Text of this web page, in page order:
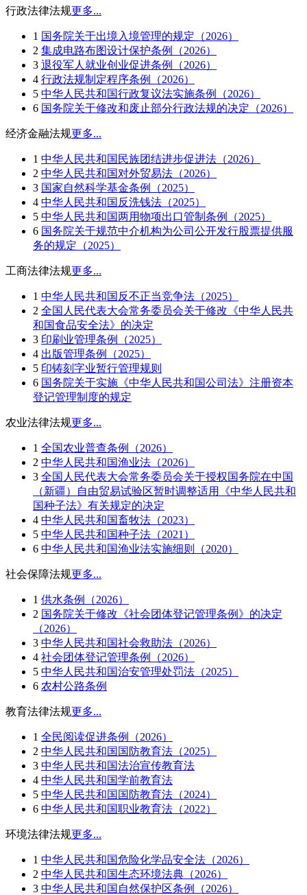
行政法律法规更多...
1 国务院关于出境入境管理的规定（2026）
2 集成电路布图设计保护条例（2026）
3 退役军人就业创业促进条例（2026）
4 行政法规制定程序条例（2026）
5 中华人民共和国行政复议法实施条例（2026）
6 国务院关于修改和废止部分行政法规的决定（2026）
经济金融法规更多...
1 中华人民共和国民族团结进步促进法（2026）
2 中华人民共和国对外贸易法（2026）
3 国家自然科学基金条例（2025）
4 中华人民共和国反洗钱法（2025）
5 中华人民共和国两用物项出口管制条例（2025）
6 国务院关于规范中介机构为公司公开发行股票提供服
务的规定（2025）
工商法律法规更多...
1 中华人民共和国反不正当竞争法（2025）
2 全国人民代表大会常务委员会关于修改《中华人民共
和国食品安全法》的决定
3 印刷业管理条例（2025）
4 出版管理条例（2025）
5 印铸刻字业暂行管理规则
6 国务院关于实施《中华人民共和国公司法》注册资本
登记管理制度的规定
农业法律法规更多...
1 全国农业普查条例（2026）
2 中华人民共和国渔业法（2026）
3 全国人民代表大会常务委员会关于授权国务院在中国
（新疆）自由贸易试验区暂时调整适用《中华人民共和
国种子法》有关规定的决定
4 中华人民共和国畜牧法（2023）
5 中华人民共和国种子法（2021）
6 中华人民共和国渔业法实施细则（2020）
社会保障法规更多...
1 供水条例（2026）
2 国务院关于修改《社会团体登记管理条例》的决定
（2026）
3 中华人民共和国社会救助法（2026）
4 社会团体登记管理条例（2026）
5 中华人民共和国治安管理处罚法（2025）
6 农村公路条例
教育法律法规更多...
1 全民阅读促进条例（2026）
2 中华人民共和国国防教育法（2025）
3 中华人民共和国法治宣传教育法
4 中华人民共和国学前教育法
5 中华人民共和国国防教育法（2024）
6 中华人民共和国职业教育法（2022）
环境法律法规更多...
1 中华人民共和国危险化学品安全法（2026）
2 中华人民共和国生态环境法典（2026）
3 中华人民共和国自然保护区条例（2026）